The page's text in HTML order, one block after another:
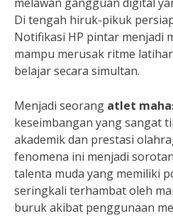
Di tengah hiruk-pikuk
Notifikasi HP pintar menjadi
mampu merusak ritme
belajar secara simultan.
Menjadi seorang atlet
keseimbangan yang sangat
akademik dan prestasi
fenomena ini menjadi
talenta muda yang memiliki
seringkali terhambat oleh
buruk akibat penggunaan